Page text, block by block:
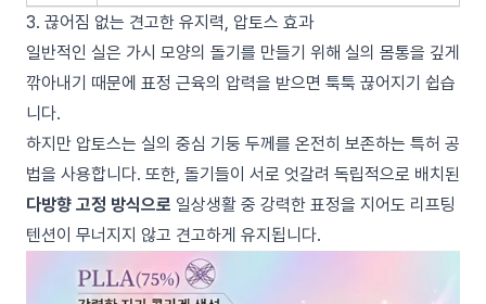
3. 끊어짐 없는 견고한 유지력, 압토스 효과
일반적인 실은 가시 모양의 돌기를 만들기 위해 실의 몸통을 깊게
깎아내기 때문에 표정 근육의 압력을 받으면 툭툭 끊어지기 쉽습
니다.
하지만 압토스는 실의 중심 기둥 두께를 온전히 보존하는 특허 공
법을 사용합니다. 또한, 돌기들이 서로 엇갈려 독립적으로 배치된
다방향 고정 방식으로 일상생활 중 강력한 표정을 지어도 리프팅
텐션이 무너지지 않고 견고하게 유지됩니다.